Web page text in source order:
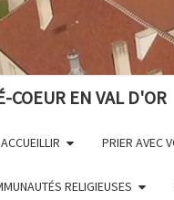
COEUR EN VAL D'OR
PRIER AVEC
RELIGIEUSES